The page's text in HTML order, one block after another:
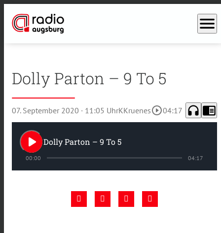
menu
Dolly Parton – 9 To 5
07. September 2020 · 11:05 UhrKKruenesplay_circle_outline04:17 headphones chrome_reader_mode
play_arrow Dolly Parton – 9 To 5
00:00 04:17